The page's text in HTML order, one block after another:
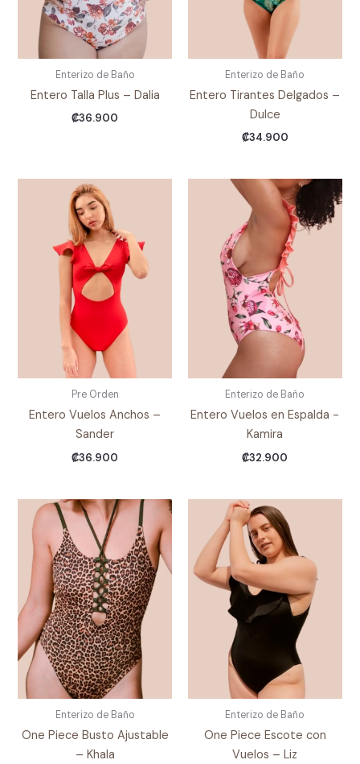
Enterizo de Baño
Entero Talla Plus – Dalia
₡36.900
Enterizo de Baño
Entero Tirantes Delgados –
Dulce
₡34.900
Pre Orden
Entero Vuelos Anchos –
Sander
₡36.900
Enterizo de Baño
Entero Vuelos en Espalda -
Kamira
₡32.900
Enterizo de Baño
One Piece Busto Ajustable
– Khala
Enterizo de Baño
One Piece Escote con
Vuelos – Liz